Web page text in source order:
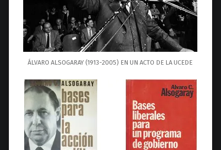
ÁLVARO ALSOGARAY (1913-2005) EN UN ACTO DE LA UCEDE